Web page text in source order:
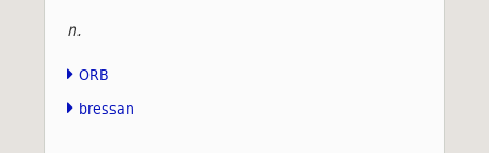
n.
ORB
bressan